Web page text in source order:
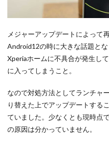
メジャーアップデートによって
Android12の時に大きな話題と
Xperiaホームに不具合が発生し
に入ってしまうこと。
なので対処方法としてランチャ
り替えた上でアップデートする
ていました。少なくとも現時点
の原因は分かっていません。